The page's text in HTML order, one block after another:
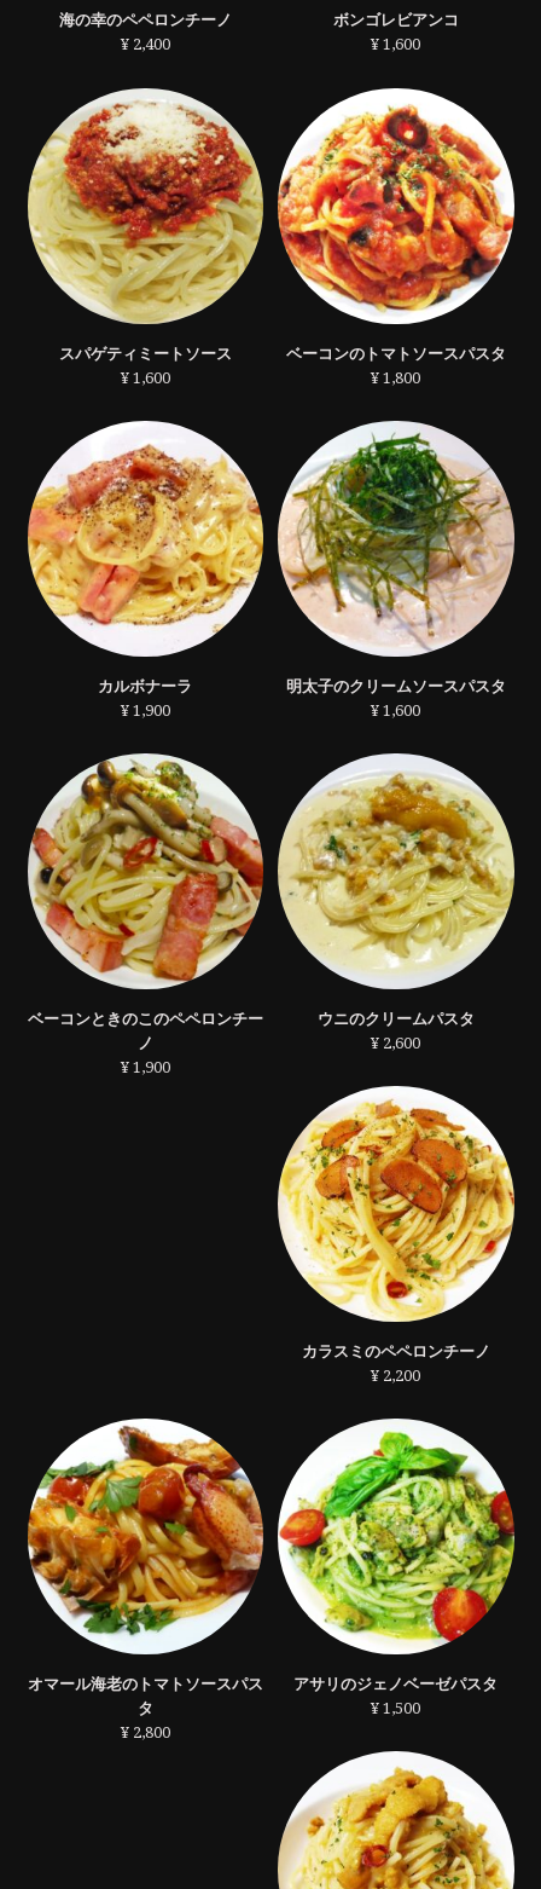
海の幸のペペロンチーノ
¥ 2,400
ボンゴレビアンコ
¥ 1,600
スパゲティミートソース
¥ 1,600
ベーコンのトマトソースパスタ
¥ 1,800
カルボナーラ
¥ 1,900
明太子のクリームソースパスタ
¥ 1,600
ベーコンときのこのペペロンチー
ノ
¥ 1,900
ウニのクリームパスタ
¥ 2,600
カラスミのペペロンチーノ
¥ 2,200
オマール海老のトマトソースパス
タ
¥ 2,800
アサリのジェノベーゼパスタ
¥ 1,500